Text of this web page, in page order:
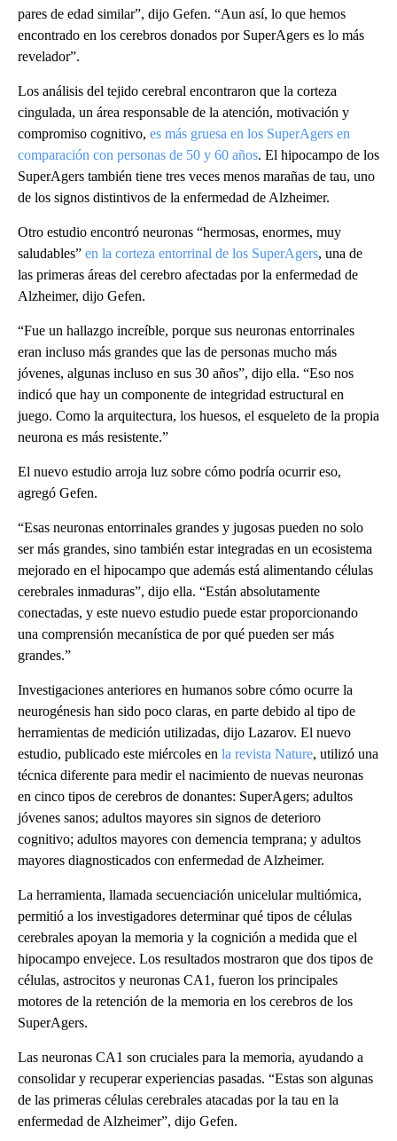
pares de edad similar”, dijo Gefen. “Aun así, lo que hemos
encontrado en los cerebros donados por SuperAgers es lo más
revelador”.
Los análisis del tejido cerebral encontraron que la corteza
cingulada, un área responsable de la atención, motivación y
compromiso cognitivo, es más gruesa en los SuperAgers en
comparación con personas de 50 y 60 años. El hipocampo de los
SuperAgers también tiene tres veces menos marañas de tau, uno
de los signos distintivos de la enfermedad de Alzheimer.
Otro estudio encontró neuronas “hermosas, enormes, muy
saludables” en la corteza entorrinal de los SuperAgers, una de
las primeras áreas del cerebro afectadas por la enfermedad de
Alzheimer, dijo Gefen.
“Fue un hallazgo increíble, porque sus neuronas entorrinales
eran incluso más grandes que las de personas mucho más
jóvenes, algunas incluso en sus 30 años”, dijo ella. “Eso nos
indicó que hay un componente de integridad estructural en
juego. Como la arquitectura, los huesos, el esqueleto de la propia
neurona es más resistente.”
El nuevo estudio arroja luz sobre cómo podría ocurrir eso,
agregó Gefen.
“Esas neuronas entorrinales grandes y jugosas pueden no solo
ser más grandes, sino también estar integradas en un ecosistema
mejorado en el hipocampo que además está alimentando células
cerebrales inmaduras”, dijo ella. “Están absolutamente
conectadas, y este nuevo estudio puede estar proporcionando
una comprensión mecanística de por qué pueden ser más
grandes.”
Investigaciones anteriores en humanos sobre cómo ocurre la
neurogénesis han sido poco claras, en parte debido al tipo de
herramientas de medición utilizadas, dijo Lazarov. El nuevo
estudio, publicado este miércoles en la revista Nature, utilizó una
técnica diferente para medir el nacimiento de nuevas neuronas
en cinco tipos de cerebros de donantes: SuperAgers; adultos
jóvenes sanos; adultos mayores sin signos de deterioro
cognitivo; adultos mayores con demencia temprana; y adultos
mayores diagnosticados con enfermedad de Alzheimer.
La herramienta, llamada secuenciación unicelular multiómica,
permitió a los investigadores determinar qué tipos de células
cerebrales apoyan la memoria y la cognición a medida que el
hipocampo envejece. Los resultados mostraron que dos tipos de
células, astrocitos y neuronas CA1, fueron los principales
motores de la retención de la memoria en los cerebros de los
SuperAgers.
Las neuronas CA1 son cruciales para la memoria, ayudando a
consolidar y recuperar experiencias pasadas. “Estas son algunas
de las primeras células cerebrales atacadas por la tau en la
enfermedad de Alzheimer”, dijo Gefen.